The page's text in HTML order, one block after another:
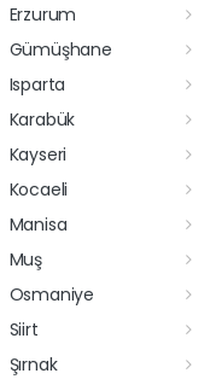
Erzurum
Gümüşhane
Isparta
Karabük
Kayseri
Kocaeli
Manisa
Muş
Osmaniye
Siirt
Şırnak